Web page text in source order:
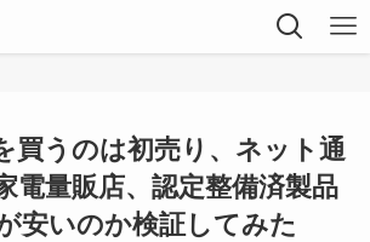
買うのは初売り、ネット通
電量販店、認定整備済製品
安いのか検証してみた